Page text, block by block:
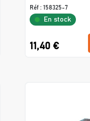
Réf : 158325-7
En stock
11,40 €